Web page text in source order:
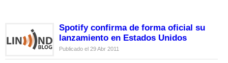
Spotify confirma de forma oficial su
lanzamiento en Estados Unidos
Publicado el 29 Abr 2011